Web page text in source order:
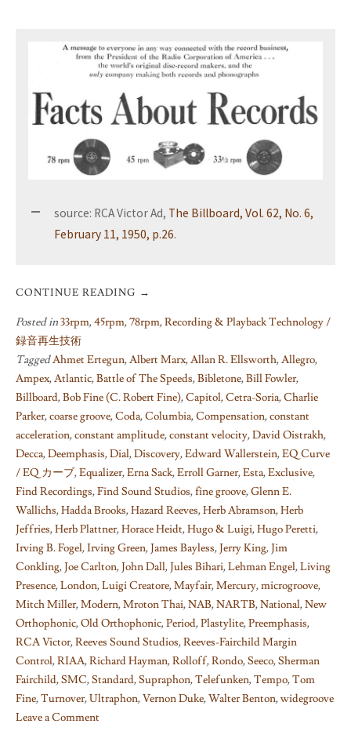
source: RCA Victor Ad, The Billboard, Vol. 62, No. 6,
February 11, 1950, p.26.
CONTINUE READING →
Posted in33rpm,45rpm,78rpm,Recording & Playback Technology /
録音再生技術
TaggedAhmet Ertegun,Albert Marx,Allan R. Ellsworth,Allegro,
Ampex,Atlantic,Battle of The Speeds,Bibletone,Bill Fowler,
Billboard,Bob Fine (C. Robert Fine),Capitol,Cetra-Soria,Charlie
Parker,coarse groove,Coda,Columbia,Compensation,constant
acceleration,constant amplitude,constant velocity,David Oistrakh,
Decca,Deemphasis,Dial,Discovery,Edward Wallerstein,EQ Curve
/ EQ カーブ,Equalizer,Erna Sack,Erroll Garner,Esta,Exclusive,
Find Recordings,Find Sound Studios,fine groove,Glenn E.
Wallichs,Hadda Brooks,Hazard Reeves,Herb Abramson,Herb
Jeffries,Herb Plattner,Horace Heidt,Hugo & Luigi,Hugo Peretti,
Irving B. Fogel,Irving Green,James Bayless,Jerry King,Jim
Conkling,Joe Carlton,John Dall,Jules Bihari,Lehman Engel,Living
Presence,London,Luigi Creatore,Mayfair,Mercury,microgroove,
Mitch Miller,Modern,Mroton Thai,NAB,NARTB,National,New
Orthophonic,Old Orthophonic,Period,Plastylite,Preemphasis,
RCA Victor,Reeves Sound Studios,Reeves-Fairchild Margin
Control,RIAA,Richard Hayman,Rolloff,Rondo,Seeco,Sherman
Fairchild,SMC,Standard,Supraphon,Telefunken,Tempo,Tom
Fine,Turnover,Ultraphon,Vernon Duke,Walter Benton,widegroove
Leave a Comment